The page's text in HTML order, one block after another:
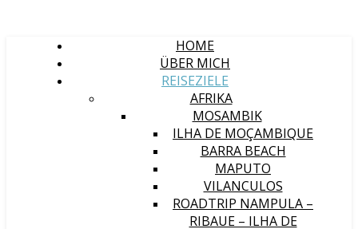
HOME
ÜBER MICH
REISEZIELE
AFRIKA
MOSAMBIK
ILHA DE MOÇAMBIQUE
BARRA BEACH
MAPUTO
VILANCULOS
ROADTRIP NAMPULA –
RIBAUE – ILHA DE